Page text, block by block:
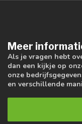
Meer
Als je vragen hebt
dan een kijkje op
onze
en verschillende